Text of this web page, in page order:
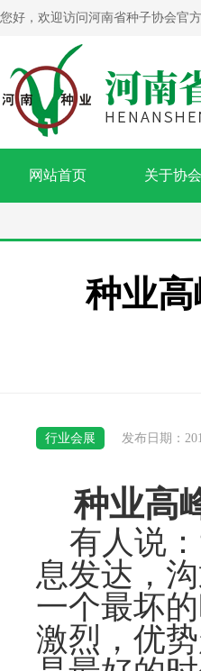
您好，欢迎访问河南省种子协会官方
网站首页 关于协会
种业
行业会展 发布日期：
种业高
有人说
息发达，
一个最坏
激烈，优